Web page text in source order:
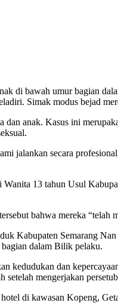
di bawah umur bagian
Simak modus bejad
anak. Kasus ini
jalankan secara
13 tahun Usul
bahwa mereka “telah
Kabupaten Semarang
bagian dalam Bilik pelaku.
kedudukan dan
mengerjakan
di kawasan Kopeng,